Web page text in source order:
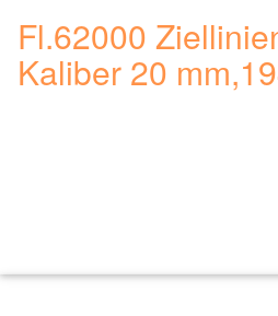
Fl.62000
Kaliber 20